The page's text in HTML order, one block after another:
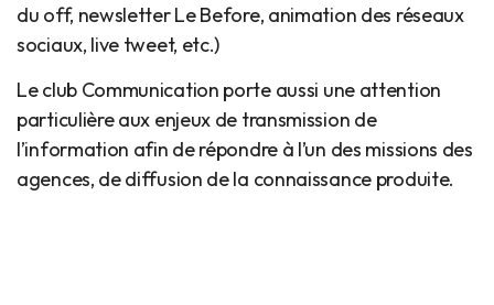
du off, newsletter Le Before, animation des réseaux
sociaux, live tweet, etc.)
Le club Communication porte aussi une attention
particulière aux enjeux de transmission de
l’information afin de répondre à l’un des missions des
agences, de diffusion de la connaissance produite.